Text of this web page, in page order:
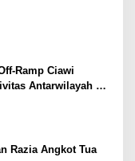
Ramp Ciawi
Antarwilayah di
Razia Angkot Tua